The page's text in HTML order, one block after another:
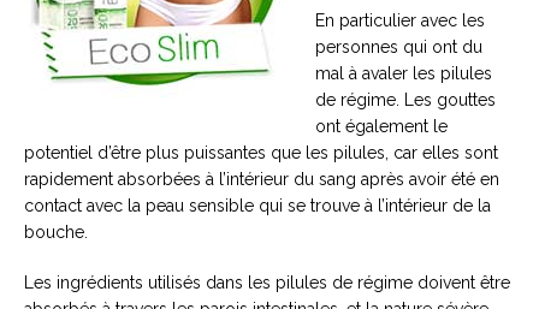
En particulier avec les
personnes qui ont du
mal à avaler les pilules
de régime. Les gouttes
ont également le
potentiel d’être plus puissantes que les pilules, car elles sont
rapidement absorbées à l’intérieur du sang après avoir été en
contact avec la peau sensible qui se trouve à l’intérieur de la
bouche.
Les ingrédients utilisés dans les pilules de régime doivent être